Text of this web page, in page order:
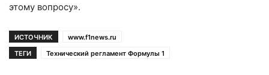
этому вопросу».
ИСТОЧНИК
www.f1news.ru
ТЕГИ
Технический регламент Формулы 1